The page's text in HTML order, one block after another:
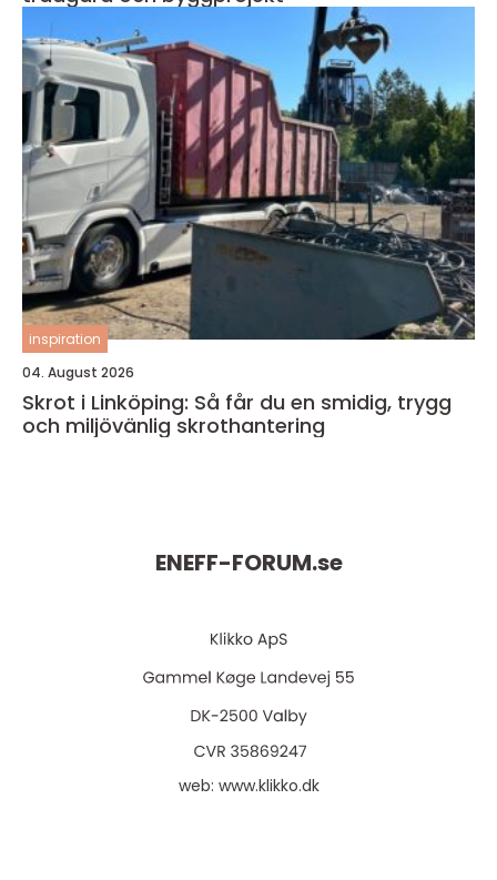
inspiration
04. August 2026
Skrot i Linköping: Så får du en smidig, trygg
och miljövänlig skrothantering
ENEFF-FORUM.se
web: www.klikko.dk